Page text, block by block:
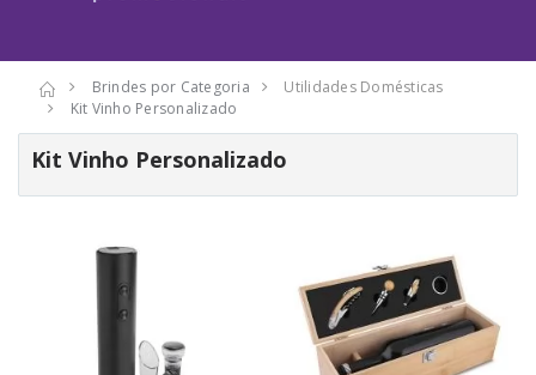
Brindes por Categoria
Utilidades Domésticas
Kit Vinho Personalizado
Kit Vinho Personalizado